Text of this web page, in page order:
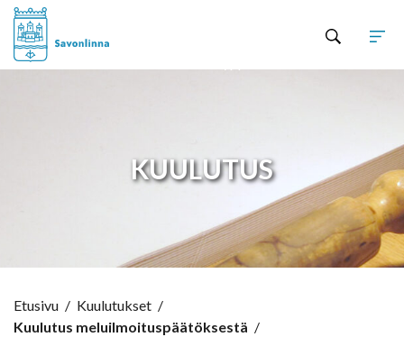
KUULUTUS
Etusivu / Kuulutukset /
Kuulutus meluilmoituspäätöksestä /